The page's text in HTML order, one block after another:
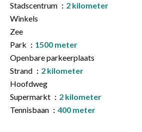
Stadscentrum
2 kilometer
Winkels
Zee
Park
1500 meter
Openbare parkeerplaats
Strand
2 kilometer
Hoofdweg
Supermarkt
2 kilometer
Tennisbaan
400 meter